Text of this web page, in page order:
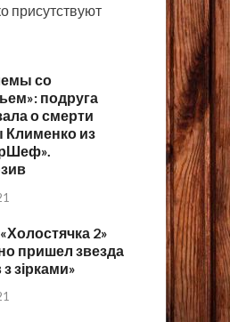
присутствуют
со
подруга
о смерти
Клименко из
2»
пришел звезда
з зірками»